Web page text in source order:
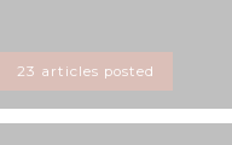
23 articles posted